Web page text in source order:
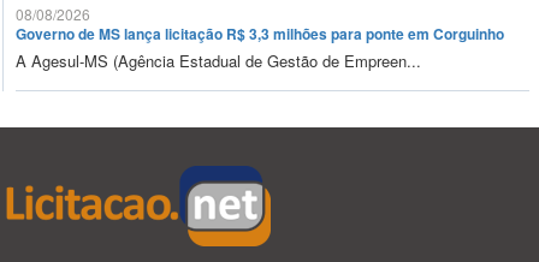
08/08/2026
Governo de MS lança licitação R$ 3,3 milhões para ponte em Corguinho
A Agesul-MS (Agência Estadual de Gestão de Empreen...